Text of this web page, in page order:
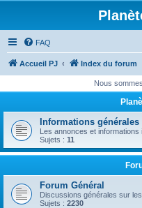
FAQ
Accueil PJ Index du forum
Nous
Informations générales
Les annonces et
Sujets : 11
Forum Général
Discussions générales sur
Sujets : 2230